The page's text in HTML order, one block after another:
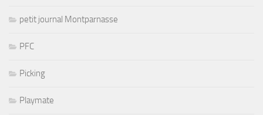
petit journal Montparnasse
PFC
Picking
Playmate